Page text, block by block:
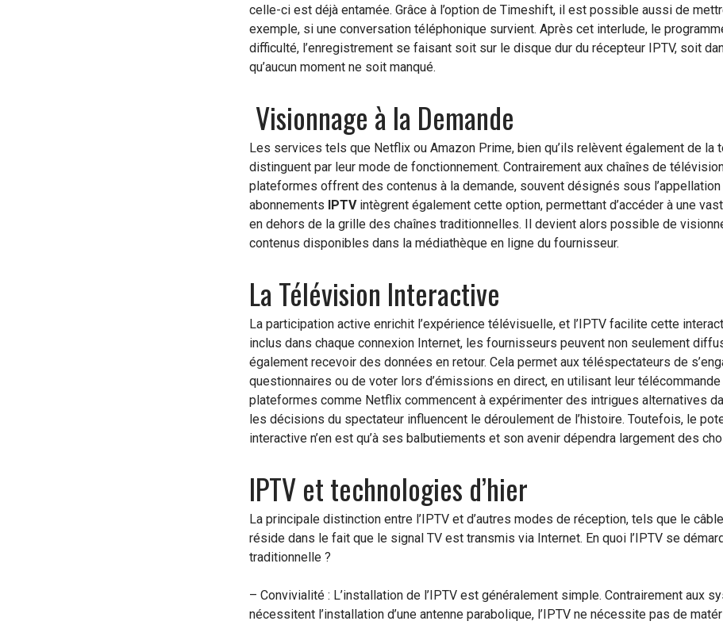
celle-ci est déjà entamée. Grâce à l’option de Timeshift, il est possible aussi de
exemple, si une conversation téléphonique survient. Après cet interlude, le
difficulté, l’enregistrement se faisant soit sur le disque dur du récepteur IPTV, soit
qu’aucun moment ne soit manqué.
Visionnage à la Demande
Les services tels que Netflix ou Amazon Prime, bien qu’ils relèvent également de la
distinguent par leur mode de fonctionnement. Contrairement aux chaînes de
plateformes offrent des contenus à la demande, souvent désignés sous
abonnements
IPTVintègrent également cette option, permettant d’accéder à une
en dehors de la grille des chaînes traditionnelles. Il devient alors possible de
contenus disponibles dans la médiathèque en ligne du fournisseur.
La Télévision Interactive
La participation active enrichit l’expérience télévisuelle, et l’IPTV facilite cette
inclus dans chaque connexion Internet, les fournisseurs peuvent non seulement
également recevoir des données en retour. Cela permet aux téléspectateurs de
questionnaires ou de voter lors d’émissions en direct, en utilisant leur
plateformes comme Netflix commencent à expérimenter des intrigues alternatives
les décisions du spectateur influencent le déroulement de l’histoire. Toutefois, le
interactive n’en est qu’à ses balbutiements et son avenir dépendra largement des
IPTV et technologies d’hier
La principale distinction entre l’IPTV et d’autres modes de réception, tels que le
réside dans le fait que le signal TV est transmis via Internet. En quoi l’IPTV se
traditionnelle ?
– Convivialité : L’installation de l’IPTV est généralement simple. Contrairement aux
nécessitent l’installation d’une antenne parabolique, l’IPTV ne nécessite pas de